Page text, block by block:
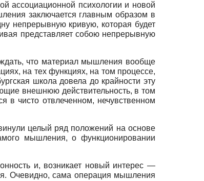
ассоциационной психологии и новой
заключается главным образом в
непрерывную кривую, которая будет
представляет собою непрерывную
что материал мышления вообще
на тех функциях, на том процессе,
школа довела до крайности эту
внешнюю действительность, в том
в чисто отвлеченном, нечувственном
целый ряд положений на основе
мышления, о функционировании
и, возникает новый интерес —
Очевидно, сама операция мышления